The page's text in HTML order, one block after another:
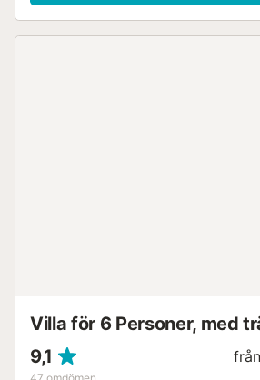
balkong. Gästerna har också tillgång
Villa för 6 Personer, med
9,1
från